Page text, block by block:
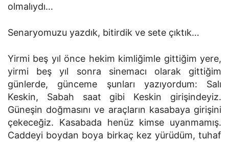
olmalıydı…
Senaryomuzu yazdık, bitirdik ve sete çıktık…
Yirmi beş yıl önce hekim kimliğimle gittiğim yere,
yirmi beş yıl sonra sinemacı olarak gittiğim
günlerde, günceme şunları yazıyordum: Salı
Keskin, Sabah saat gibi Keskin girişindeyiz.
Güneşin doğmasını ve araçların kasabaya girişini
çekeceğiz. Kasabada henüz kimse uyanmamış.
Caddeyi boydan boya birkaç kez yürüdüm, tuhaf